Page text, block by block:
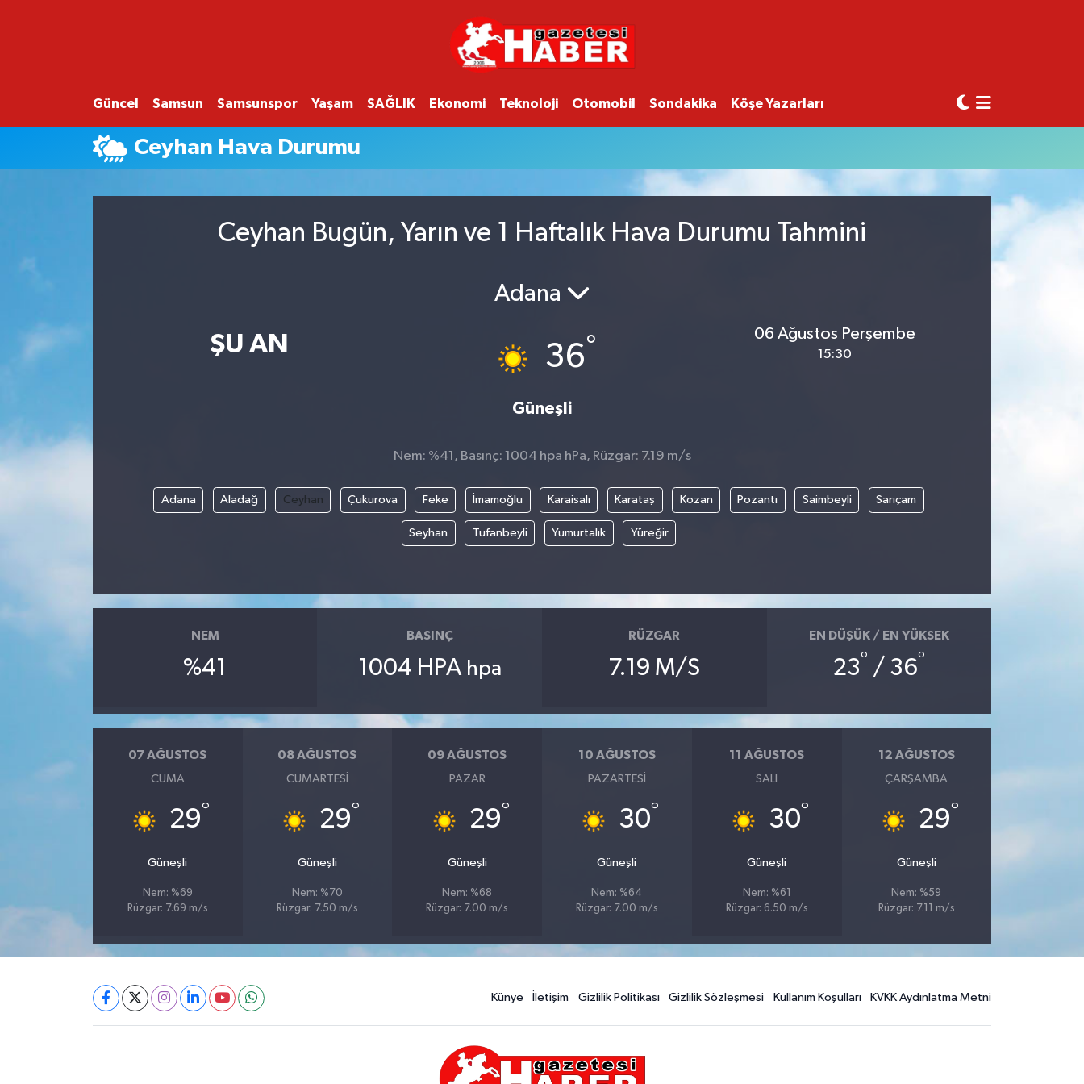
Güncel Samsun Samsunspor Yaşam SAĞLIK Ekonomi Teknoloji Otomobil Sondakika Köşe Yazarları
Ceyhan Hava Durumu
Ceyhan Bugün, Yarın ve 1 Haftalık Hava Durumu Tahmini
ŞU AN
Adana
36°
Güneşli
06 Ağustos Perşembe
15:30
Nem: %41, Basınç: 1004 hpa hPa, Rüzgar: 7.19 m/s
Adana Aladağ Ceyhan Çukurova Feke İmamoğlu Karaisalı Karataş Kozan Pozantı Saimbeyli Sarıçam
Seyhan Tufanbeyli Yumurtalık Yüreğir
NEM
%41
BASINÇ
1004 HPA hpa
RÜZGAR
7.19 M/S
EN DÜŞÜK / EN YÜKSEK
23° / 36°
07 AĞUSTOS
CUMA
29°
Güneşli
Nem: %69
Rüzgar: 7.69 m/s
08 AĞUSTOS
CUMARTESI
29°
Güneşli
Nem: %70
Rüzgar: 7.50 m/s
09 AĞUSTOS
PAZAR
29°
Güneşli
Nem: %68
Rüzgar: 7.00 m/s
10 AĞUSTOS
PAZARTESI
30°
Güneşli
Nem: %64
Rüzgar: 7.00 m/s
11 AĞUSTOS
SALI
30°
Güneşli
Nem: %61
Rüzgar: 6.50 m/s
12 AĞUSTOS
ÇARŞAMBA
29°
Güneşli
Nem: %59
Rüzgar: 7.11 m/s
Künye İletişim Gizlilik Politikası Gizlilik Sözleşmesi Kullanım Koşulları KVKK Aydınlatma Metni
SAMSUN
SAMSUNSPOR